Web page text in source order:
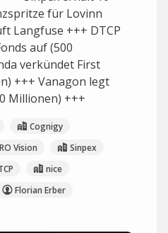
für Lovinn
Langfuse +++ DTCP
auf (500
verkündet First
+++ Vanagon legt
Millionen) +++
Cognigy
Vision
Sinpex
nice
Florian Erber